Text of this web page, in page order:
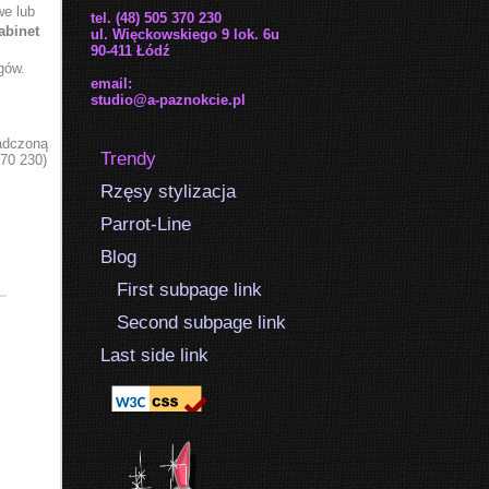
lub
230)
Trendy
Rzęsy stylizacja
Parrot-Line
Blog
First subpage link
Second subpage link
Last side link
tel. (48) 505 370 230
ul. Więckowskiego 9 lok. 6u
90-411 Łódź
email:
studio@a-paznokcie.pl